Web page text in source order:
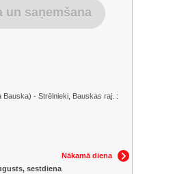
un saņemšana
- Strēlnieki, Bauskas raj. :
Nākamā diena
sestdiena